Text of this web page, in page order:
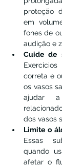
proteção
em
fones de
audição e
correta e
os vasos
ajudar
dos vasos
Essas
quando
afetar o